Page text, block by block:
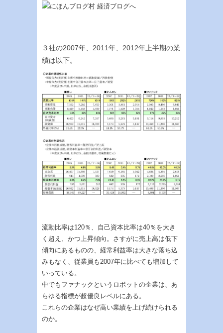
３社の2007年、2011年、2012年上半期の業
績は以下。
流動比率は120％、自己資本比率は40％を大き
く超え、かつ上昇傾向。さすがに売上高は低下
傾向にあるものの、経常利益率は大きな落ち込
みもなく、従業員も2007年に比べても増加して
いっている。
中でもファナックというロボットの企業は、あ
らゆる指標が超優良レベルにある。
これらの企業はなぜ高い業績を上げ続けられる
のか。